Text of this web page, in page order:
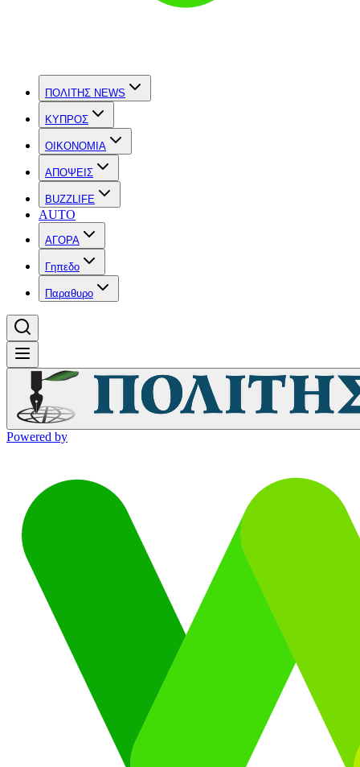
ΠΟΛΙΤΗΣ NEWS
ΚΥΠΡΟΣ
OIKONOMIA
ΑΠΟΨΕΙΣ
BUZZLIFE
AUTO
ΑΓΟΡΑ
Γηπεδο
Παραθυρο
Powered by